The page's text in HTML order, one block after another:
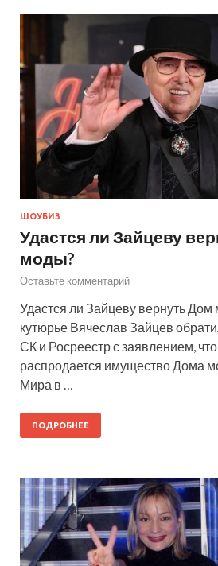
ШОУБИЗ
Удастся ли Зайцеву
моды?
Оставьте комментарий
Удастся ли Зайцеву вернуть
кутюрье Вячеслав Зайцев
СК и Росреестр с заявлением,
распродается имущество Дома
Мира в …
ПОДРОБНЕЕ